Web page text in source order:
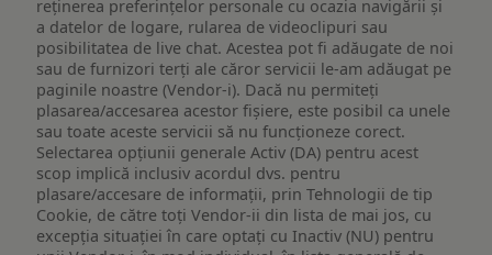
reţinerea preferinţelor personale cu ocazia navigării și
a datelor de logare, rularea de videoclipuri sau
posibilitatea de live chat. Acestea pot fi adăugate de noi
sau de furnizori terți ale căror servicii le-am adăugat pe
paginile noastre (Vendor-i). Dacă nu permiteți
plasarea/accesarea acestor fișiere, este posibil ca unele
sau toate aceste servicii să nu funcționeze corect.
Selectarea opțiunii generale Activ (DA) pentru acest
scop implică inclusiv acordul dvs. pentru
plasare/accesare de informații, prin Tehnologii de tip
Cookie, de către toți Vendor-ii din lista de mai jos, cu
excepția situației în care optați cu Inactiv (NU) pentru